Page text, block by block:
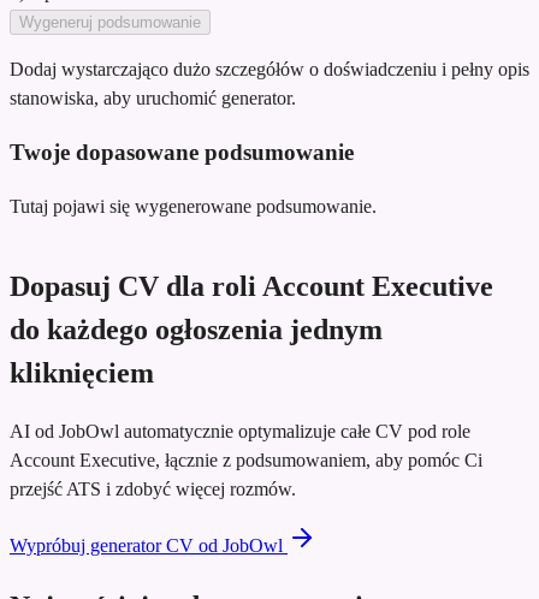
Wygeneruj podsumowanie
Dodaj wystarczająco dużo szczegółów o doświadczeniu i pełny opis
stanowiska, aby uruchomić generator.
Twoje dopasowane podsumowanie
Tutaj pojawi się wygenerowane podsumowanie.
Dopasuj CV dla roli Account Executive
do każdego ogłoszenia jednym
kliknięciem
AI od JobOwl automatycznie optymalizuje całe CV pod role
Account Executive, łącznie z podsumowaniem, aby pomóc Ci
przejść ATS i zdobyć więcej rozmów.
Wypróbuj generator CV od JobOwl